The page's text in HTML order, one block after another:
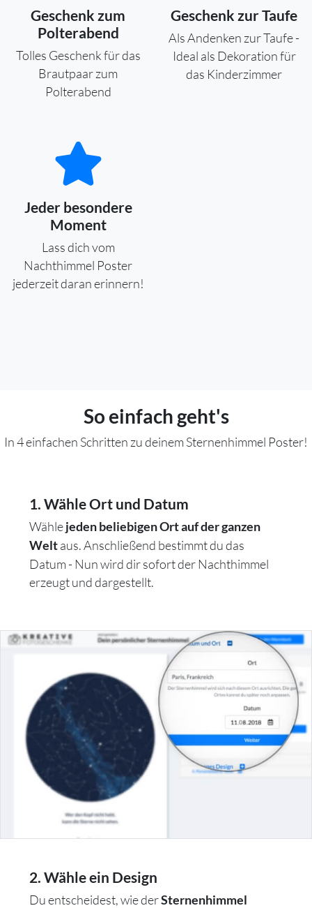
Geschenk zum
Polterabend
Tolles Geschenk für das
Brautpaar zum
Polterabend
Geschenk zur Taufe
Als Andenken zur Taufe -
Ideal als Dekoration für
das Kinderzimmer
Jeder besondere
Moment
Lass dich vom
Nachthimmel Poster
jederzeit daran erinnern!
So einfach geht's
In 4 einfachen Schritten zu deinem Sternenhimmel Poster!
1. Wähle Ort und Datum
Wählejeden beliebigen Ort auf der ganzen
Weltaus. Anschließend bestimmt du das
Datum - Nun wird dir sofort der Nachthimmel
erzeugt und dargestellt.
2. Wähle ein Design
Du entscheidest, wie derSternenhimmel